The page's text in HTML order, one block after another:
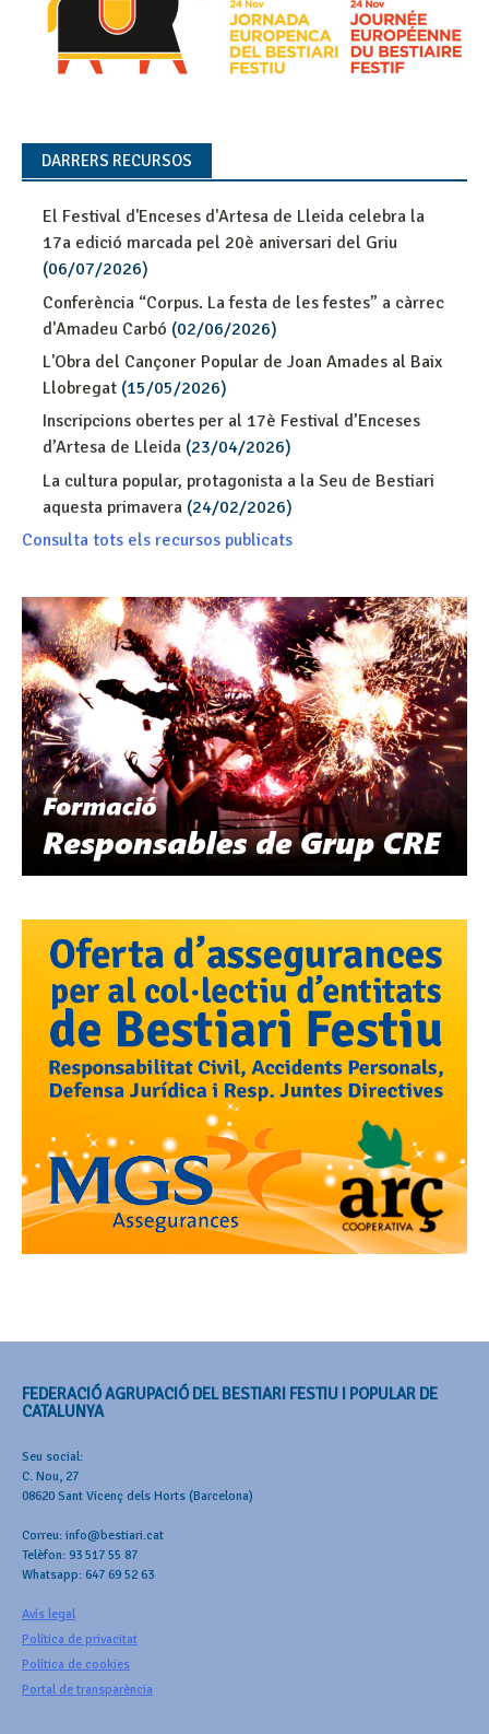
DARRERS RECURSOS
El Festival d'Enceses d'Artesa de Lleida celebra la
17a edició marcada pel 20è aniversari del Griu
(06/07/2026)
Conferència “Corpus. La festa de les festes” a càrrec
d'Amadeu Carbó (02/06/2026)
L'Obra del Cançoner Popular de Joan Amades al Baix
Llobregat (15/05/2026)
Inscripcions obertes per al 17è Festival d’Enceses
d’Artesa de Lleida (23/04/2026)
La cultura popular, protagonista a la Seu de Bestiari
aquesta primavera (24/02/2026)
Consulta tots els recursos publicats
FEDERACIÓ AGRUPACIÓ DEL BESTIARI FESTIU I POPULAR DE
CATALUNYA
Seu social:
C. Nou, 27
08620 Sant Vicenç dels Horts (Barcelona)
Correu: info@bestiari.cat
Telèfon: 93 517 55 87
Whatsapp: 647 69 52 63
Avís legal
Política de privacitat
Política de cookies
Portal de transparència